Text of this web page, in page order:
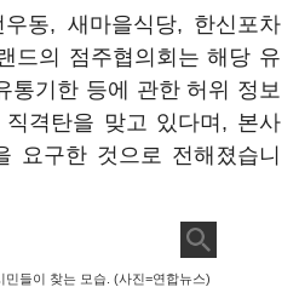
동, 새마을식당, 한신포차
드의 점주협의회는 해당 유
통기한 등에 관한 허위 정보
격탄을 맞고 있다며, 본사
요구한 것으로 전해졌습니
민들이 찾는 모습. (사진=연합뉴스)